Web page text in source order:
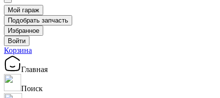
Корзина
Главная
Поиск